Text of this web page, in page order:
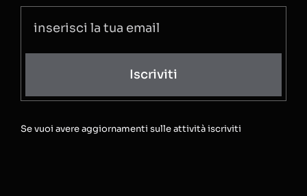
Iscriviti
Se vuoi avere aggiornamenti sulle attività iscriviti